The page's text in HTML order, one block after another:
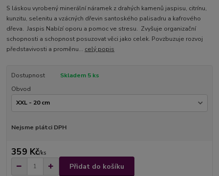
S láskou vyrobený minerální náramek z drahých kamenů jaspisu, citrínu,
kunzitu, selenitu a vzácných dřevin santoského palisadru a kafrového
dřeva. Jaspis Nabízí oporu a pomoc ve stresu. Zvyšuje organizační
schopnosti a schopnost posuzovat věci jako celek. Povzbuzuje rozvoj
představivosti a proměnu... celý popis
Dostupnost
Skladem 5 ks
Obvod
Nejsme plátci DPH
359 Kč/ks
Přidat do košíku